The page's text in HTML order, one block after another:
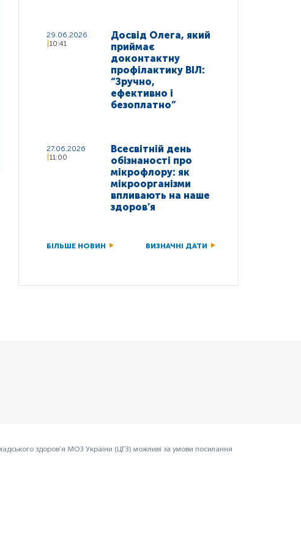
29.06.2026
10:41
Досвід Олега, який
приймає
доконтактну
профілактику ВІЛ:
“Зручно,
ефективно і
безоплатно”
27.06.2026
11:00
Всесвітній день
обізнаності про
мікрофлору: як
мікроорганізми
впливають на наше
здоров’я
БІЛЬШЕ НОВИН ВИЗНАЧНІ ДАТИ
здоров’я МОЗ України (ЦГЗ) можливі за умови посилання